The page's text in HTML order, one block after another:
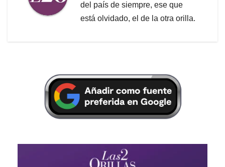
del país de siempre, ese que
está olvidado, el de la otra orilla.